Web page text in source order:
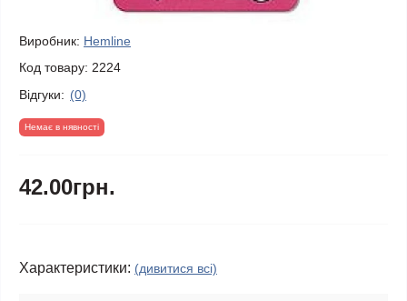
Виробник: Hemline
Код товару: 2224
Відгуки: (0)
Немає в нявності
42.00грн.
Характеристики: (дивитися всі)